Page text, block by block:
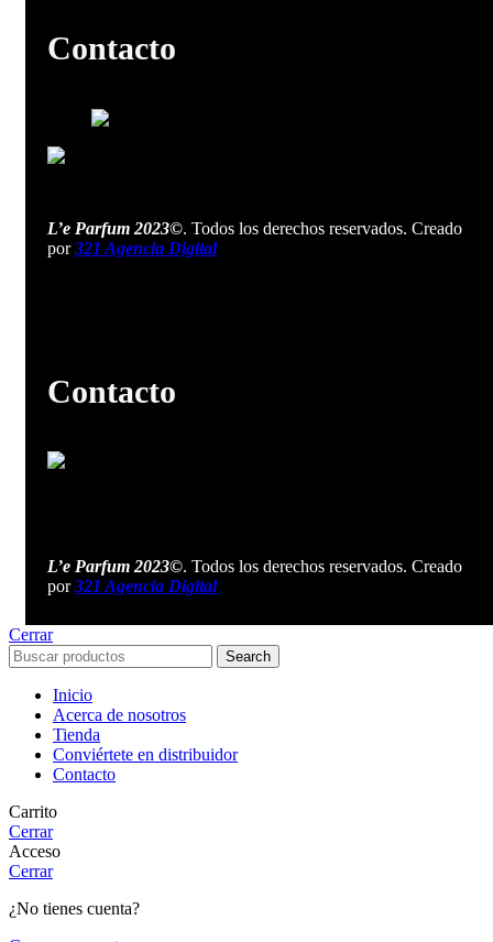
Contacto
L’e Parfum 2023©. Todos los derechos reservados. Creado
por 321 Agencia Digital
Contacto
L’e Parfum 2023©. Todos los derechos reservados. Creado
por 321 Agencia Digital
Cerrar
Search
Inicio
Acerca de nosotros
Tienda
Conviértete en distribuidor
Contacto
Carrito
Cerrar
Acceso
Cerrar
¿No tienes cuenta?